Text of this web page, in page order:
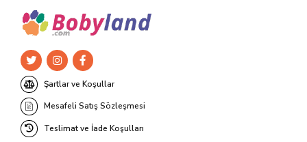
Şartlar ve Koşullar
Mesafeli Satış Sözleşmesi
Teslimat ve İade Koşulları